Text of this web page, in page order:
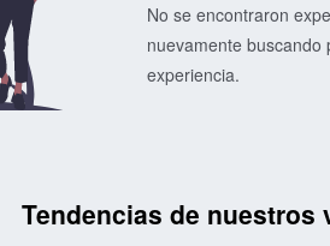
No se encontraron
nuevamente
experiencia.
Tendencias de nuestros